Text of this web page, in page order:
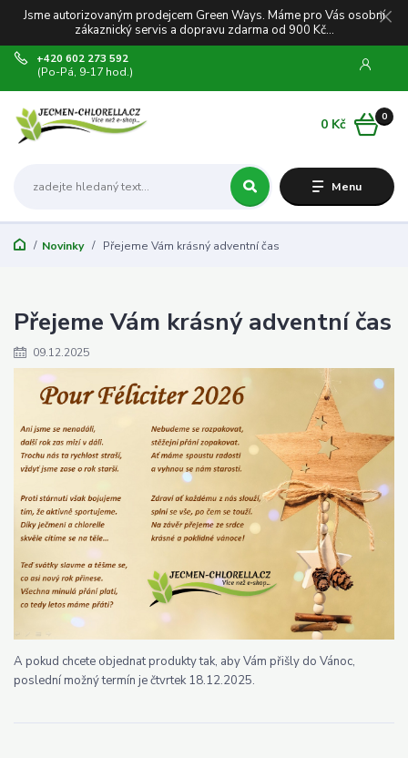
Jsme autorizovaným prodejcem Green Ways. Máme pro Vás osobní
zákaznický servis a dopravu zdarma od 900 Kč...
Menu
+420 602 273 592
(Po-Pá, 9-17 hod.)
0
0 Kč
Novinky Přejeme Vám krásný adventní čas
Přejeme Vám krásný adventní čas
09.12.2025
A pokud chcete objednat produkty tak, aby Vám přišly do Vánoc,
poslední možný termín je čtvrtek 18.12.2025.